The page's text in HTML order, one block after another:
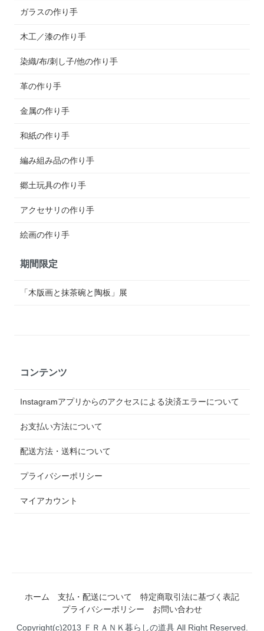
ガラスの作り手
木工／漆の作り手
染織/布/刺し子/他の作り手
革の作り手
金属の作り手
和紙の作り手
編み組み品の作り手
郷土玩具の作り手
アクセサリの作り手
絵画の作り手
期間限定
「木版画と抹茶碗と陶板」展
コンテンツ
Instagramアプリからのアクセスによる決済エラーについて
お支払い方法について
配送方法・送料について
プライバシーポリシー
マイアカウント
ホーム 支払・配送について
特定商取引法に基づく表記
プライバシーポリシー
お問い合わせ
Copyright(c)2013 ＦＲＡＮＫ暮らしの道具 All Right Reserved.